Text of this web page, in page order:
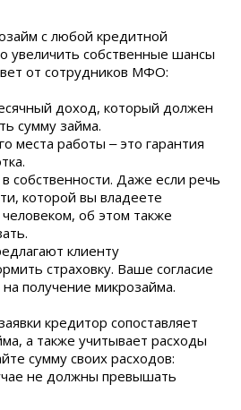
с любой кредитной
увеличить собственные шансы
от сотрудников МФО:
доход, который должен
сумму займа.
места работы ‒ это гарантия
собственности. Даже если речь
которой вы владеете
об этом также
клиенту
страховку. Ваше согласие
получение микрозайма.
кредитор сопоставляет
а также учитывает расходы
сумму своих расходов:
не должны превышать